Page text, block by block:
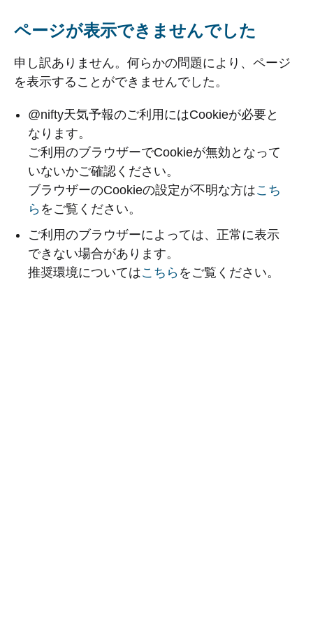
ページが表示できませんでした
申し訳ありません。何らかの問題により、ページ
を表示することができませんでした。
@nifty天気予報のご利用にはCookieが必要と
なります。
ご利用のブラウザーでCookieが無効となって
いないかご確認ください。
ブラウザーのCookieの設定が不明な方はこち
ら をご覧ください。
ご利用のブラウザーによっては、正常に表示
できない場合があります。
推奨環境についてはこちら をご覧ください。